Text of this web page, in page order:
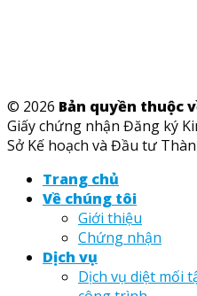
© 2026 Bản quyền thuộc
Giấy chứng nhận Đăng ký
Sở Kế hoạch và Đầu tư
Trang chủ
Về chúng tôi
Giới thiệu
Chứng nhận
Dịch vụ
Dịch vụ diệt mối